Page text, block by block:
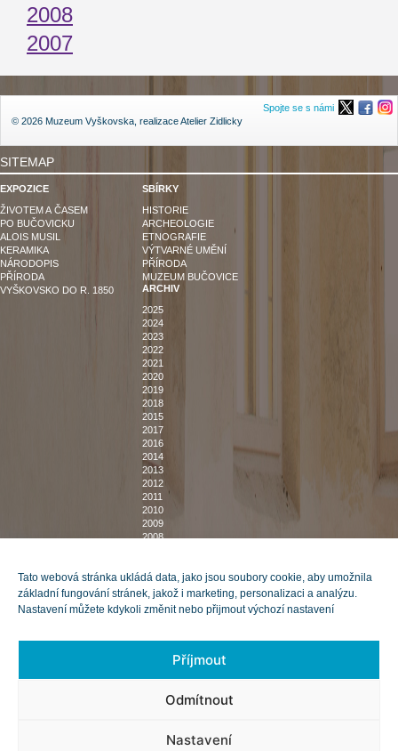
Tato webová stránka ukládá data, jako jsou soubory cookie, aby umožnila
základní fungování stránek, jakož i marketing, personalizaci a analýzu.
Nastavení můžete kdykoli změnit nebo přijmout výchozí nastavení
Příjmout
Odmítnout
Nastavení
2008
2007
© 2026 Muzeum Vyškovska, realizaceAtelier Zidlicky
Spojte se s námi
SITEMAP
EXPOZICE
ŽIVOTEM A ČASEM
PO BUČOVICKU
ALOIS MUSIL
KERAMIKA
NÁRODOPIS
PŘÍRODA
VYŠKOVSKO DO R. 1850
SBÍRKY
HISTORIE
ARCHEOLOGIE
ETNOGRAFIE
VÝTVARNÉ UMĚNÍ
PŘÍRODA
MUZEUM BUČOVICE
ARCHIV
2025
2024
2023
2022
2021
2020
2019
2018
2015
2017
2016
2014
2013
2012
2011
2010
2009
2008
POZVÁNKY NA VÝSTAVY
BUDOVY
MUZEUM VYŠKOVSKA
KNIHOVNA
DOKUMENTY
POSKYTOVÁNÍ INFORMACÍ
NABÍDKA PUBLIKACÍ
VEŘEJNÉ ZAKÁZKY
SPOLUPRACUJEME